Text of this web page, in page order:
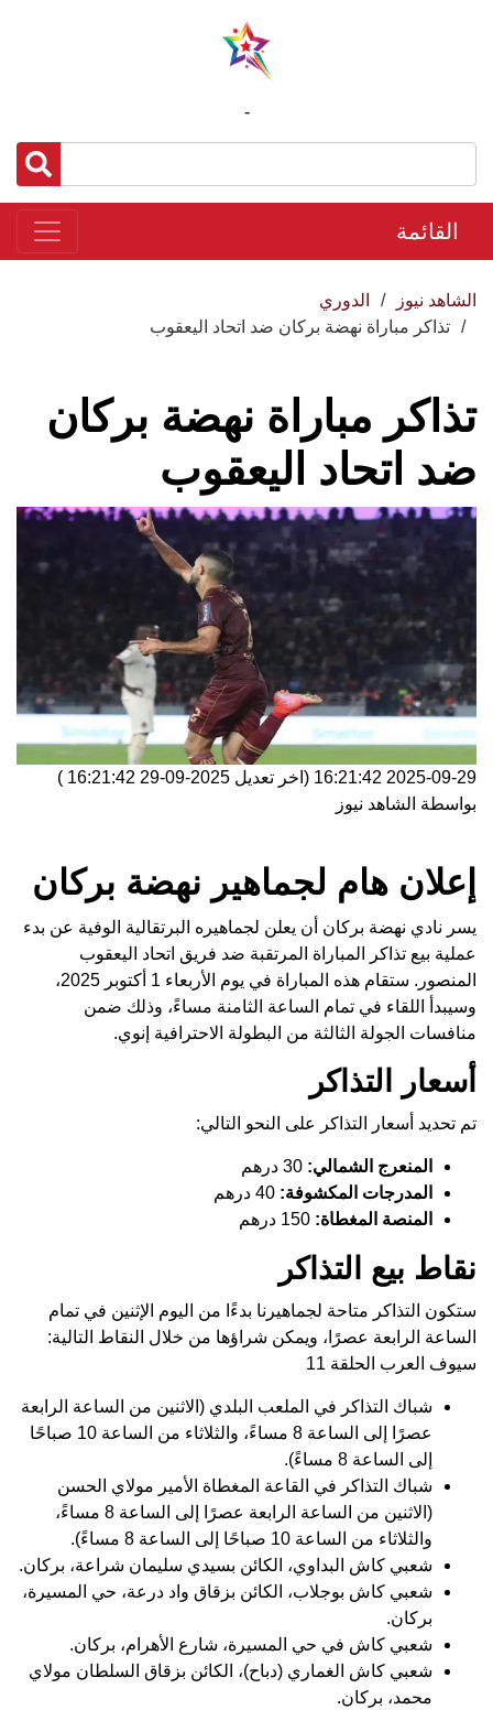
-
القائمة
الشاهد نيوز
الدوري
تذاكر مباراة نهضة بركان ضد اتحاد اليعقوب
تذاكر مباراة نهضة بركان
ضد اتحاد اليعقوب
2025-09-29 16:21:42 (اخر تعديل 2025-09-29 16:21:42
)
بواسطة الشاهد نيوز
إعلان هام لجماهير نهضة بركان
يسر نادي نهضة بركان أن يعلن لجماهيره البرتقالية الوفية عن بدء
عملية بيع تذاكر المباراة المرتقبة ضد فريق اتحاد اليعقوب
المنصور. ستقام هذه المباراة في يوم الأربعاء 1 أكتوبر 2025،
وسيبدأ اللقاء في تمام الساعة الثامنة مساءً، وذلك ضمن
منافسات الجولة الثالثة من البطولة الاحترافية إنوي.
أسعار التذاكر
تم تحديد أسعار التذاكر على النحو التالي:
المنعرج الشمالي:
المدرجات المكشوفة:
المنصة المغطاة:
نقاط بيع التذاكر
ستكون التذاكر متاحة لجماهيرنا بدءًا من اليوم الإثنين في تمام
الساعة الرابعة عصرًا، ويمكن شراؤها من خلال النقاط التالية:
سيوف العرب الحلقة 11
شباك التذاكر في الملعب البلدي (الاثنين من الساعة الرابعة
عصرًا إلى الساعة 8 مساءً، والثلاثاء من الساعة 10 صباحًا
إلى الساعة 8 مساءً).
شباك التذاكر في القاعة المغطاة الأمير مولاي الحسن
(الاثنين من الساعة الرابعة عصرًا إلى الساعة 8 مساءً،
والثلاثاء من الساعة 10 صباحًا إلى الساعة 8 مساءً).
شعبي كاش البداوي، الكائن بسيدي سليمان شراعة، بركان.
شعبي كاش بوجلاب، الكائن بزقاق واد درعة، حي المسيرة،
بركان.
شعبي كاش في حي المسيرة، شارع الأهرام، بركان.
شعبي كاش الغماري (دباح)، الكائن بزقاق السلطان مولاي
محمد، بركان.